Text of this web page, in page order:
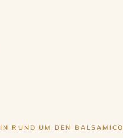
RUND UM DEN BALSAMICO